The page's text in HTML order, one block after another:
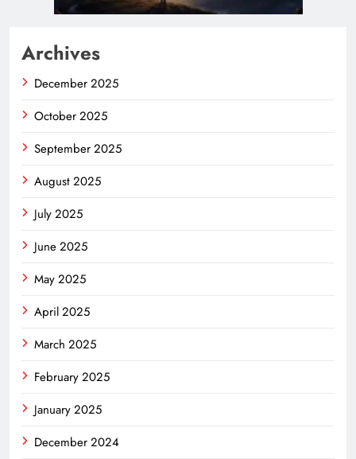
Archives
December 2025
October 2025
September 2025
August 2025
July 2025
June 2025
May 2025
April 2025
March 2025
February 2025
January 2025
December 2024